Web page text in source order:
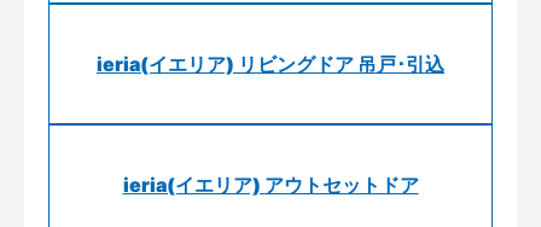
ieria(イエリア) リビングドア 吊戸･引込
ieria(イエリア) アウトセットドア